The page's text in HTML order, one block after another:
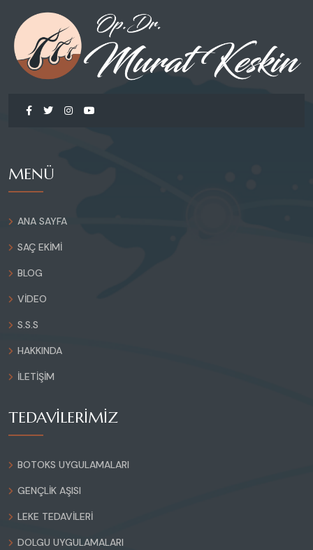
MENÜ
ANA SAYFA
SAÇ EKIMI
BLOG
VIDEO
S.S.S
HAKKINDA
İLETIŞIM
TEDAVİLERİMİZ
BOTOKS UYGULAMALARI
GENÇLIK AŞISI
LEKE TEDAVILERI
DOLGU UYGULAMALARI